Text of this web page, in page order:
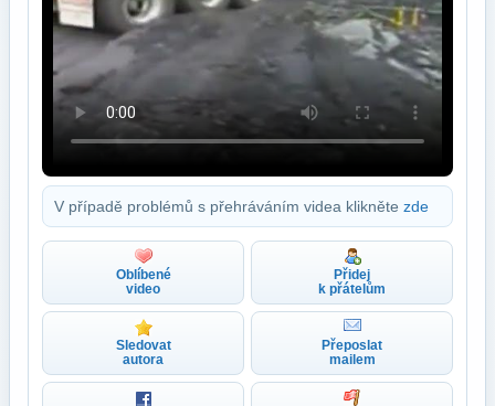
V případě problémů s přehráváním videa klikněte zde
Oblíbené
video
Přidej
k přátelům
Sledovat
autora
Přeposlat
mailem